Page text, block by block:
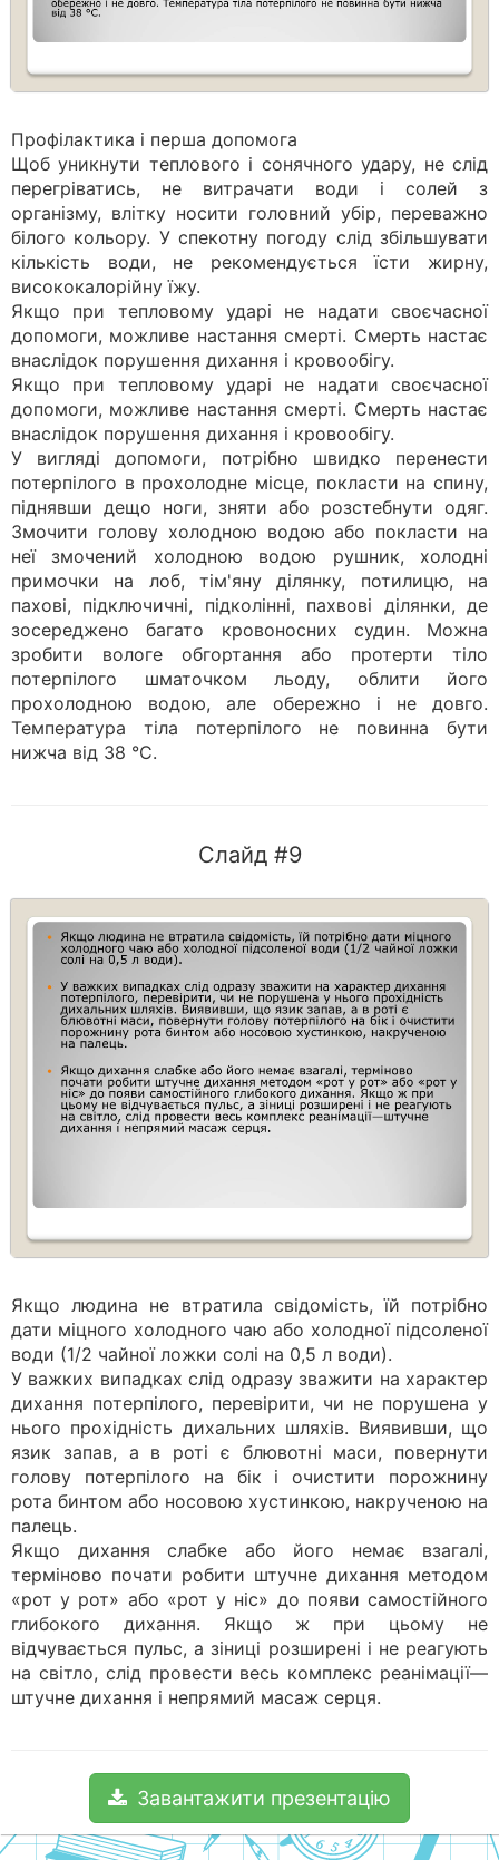
Профілактика і перша допомога
Щоб уникнути теплового і сонячного удару, не слід
перегріватись, не витрачати води і солей з
організму, влітку носити головний убір, переважно
білого кольору. У спекотну погоду слід збільшувати
кількість води, не рекомендується їсти жирну,
висококалорійну їжу.
Якщо при тепловому ударі не надати своєчасної
допомоги, можливе настання смерті. Смерть настає
внаслідок порушення дихання і кровообігу.
Якщо при тепловому ударі не надати своєчасної
допомоги, можливе настання смерті. Смерть настає
внаслідок порушення дихання і кровообігу.
У вигляді допомоги, потрібно швидко перенести
потерпілого в прохолодне місце, покласти на спину,
піднявши дещо ноги, зняти або розстебнути одяг.
Змочити голову холодною водою або покласти на
неї змочений холодною водою рушник, холодні
примочки на лоб, тім'яну ділянку, потилицю, на
пахові, підключичні, підколінні, пахвові ділянки, де
зосереджено багато кровоносних судин. Можна
зробити вологе обгортання або протерти тіло
потерпілого шматочком льоду, облити його
прохолодною водою, але обережно і не довго.
Температура тіла потерпілого не повинна бути
нижча від 38 °С.
Слайд #9
Якщо людина не втратила свідомість, їй потрібно
дати міцного холодного чаю або холодної підсоленої
води (1/2 чайної ложки солі на 0,5 л води).
У важких випадках слід одразу зважити на характер
дихання потерпілого, перевірити, чи не порушена у
нього прохідність дихальних шляхів. Виявивши, що
язик запав, а в роті є блювотні маси, повернути
голову потерпілого на бік і очистити порожнину
рота бинтом або носовою хустинкою, накрученою на
палець.
Якщо дихання слабке або його немає взагалі,
терміново почати робити штучне дихання методом
«рот у рот» або «рот у ніс» до появи самостійного
глибокого дихання. Якщо ж при цьому не
відчувається пульс, а зіниці розширені і не реагують
на світло, слід провести весь комплекс реанімації—
штучне дихання і непрямий масаж серця.
Завантажити презентацію